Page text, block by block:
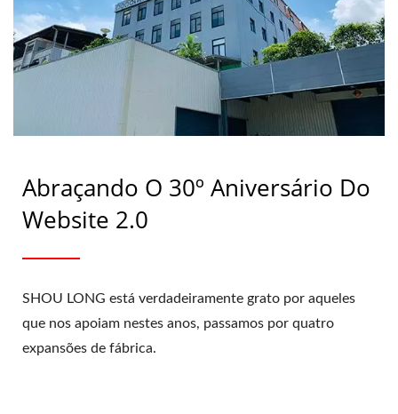
Abraçando O 30º Aniversário Do
Website 2.0
SHOU LONG está verdadeiramente grato por aqueles
que nos apoiam nestes anos, passamos por quatro
expansões de fábrica.